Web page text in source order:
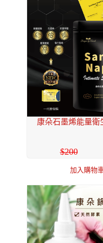
康朵石墨烯能量衛
200
加入購物